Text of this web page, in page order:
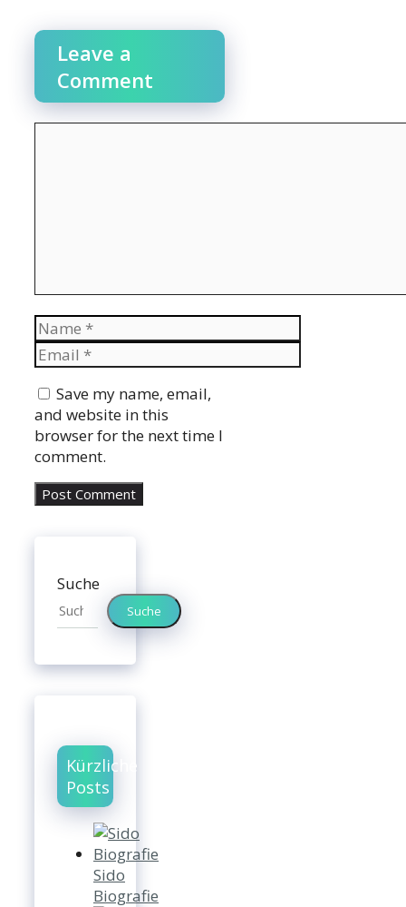
Leave a
Comment
Name
Email
Save my name, email,
and website in this
browser for the next time I
comment.
Suche
Suche
Kürzliche
Posts
Sido
Biografie